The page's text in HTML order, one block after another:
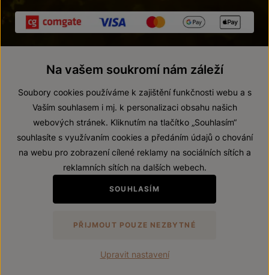
© 2026 ZNOVÍN ZNOJMO, a. s.
Prohlášení o přístupnosti
Zákaz prodeje alkoholických nápojů osobám mladším 18 let.
VytvořilwebProgress
Na vašem soukromí nám záleží
Soubory cookies používáme k zajištění funkčnosti webu a s
Vaším souhlasem i mj. k personalizaci obsahu našich
webových stránek. Kliknutím na tlačítko „Souhlasím“
souhlasíte s využívaním cookies a předáním údajů o chování
na webu pro zobrazení cílené reklamy na sociálních sítích a
reklamních sítích na dalších webech.
SOUHLASÍM
PŘIJMOUT POUZE NEZBYTNÉ
Upravit nastavení